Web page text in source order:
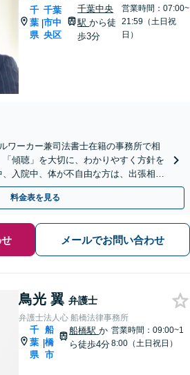
千
葉
県
|
千葉
市中
央区
千葉中央
駅から徒
歩3分
営業時間：07:00~
21:59（土日祝
日）
ワーカー兼司法書士在籍の事務所で相
傾聴」を大切に、わかりやすく方針を
入院中、体が不自由な方は、出張相談
／夜間面談OK】
料金表を見る
メールでお問い合わせ
鳥光 翼 弁護士
弁護士法人心 船橋法律事務所
千
葉
県
|
船
橋
市
船橋駅か
ら徒歩4分
営業時間：09:00~1
8:00（土日祝日）